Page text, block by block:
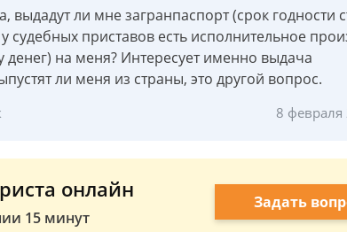
выдадут ли мне загранпаспорт (срок годности
судебных приставов есть исполнительное
на меня? Интересует именно выдача
ли меня из страны, это другой вопрос.
8 февраля
онлайн
15 минут
Задать